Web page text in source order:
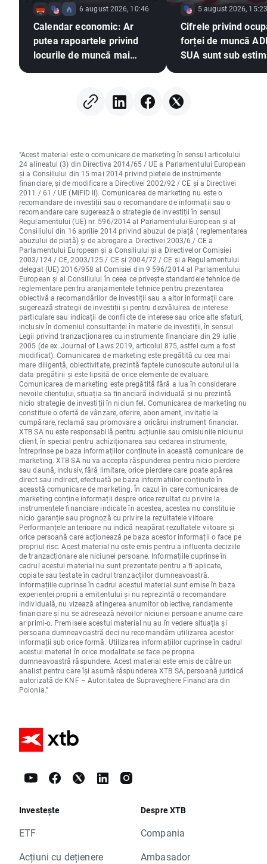
6 august 2026, 10:46
Calendar economic: Ar
putea rapoartele privind
locurile de muncă mai
majorare a ratei dobânzii?
5 august 2026, 15:23
Cifrele privind
forței de muncă
SUA sunt sub
"Acest material este o comunicare de marketing în sensul articolului
24 alineatul (3) din Directiva 2014/65 / UE a Parlamentului European
și a Consiliului din 15 mai 2014 privind piețele de instrumente
financiare, și de modificare a Directivei 2002/92 / CE și a Directivei
2011 / 61 / UE (MiFID II). Comunicarea de marketing nu este o
recomandare de investiții sau o recomandare de informații sau o
recomandare care sugerează o strategie de investiții în sensul
Regulamentului (UE) nr. 596/2014 al Parlamentului European și al
Consiliului din 16 aprilie 2014 privind abuzul de piață ( reglementarea
abuzului de piață) și de abrogare a Directivei 2003/6 / CE a
Parlamentului European și a Consiliului și a Directivelor Comisiei
2003/124 / CE, 2003/125 / CE și 2004/72 / CE și a Regulamentului
delegat (UE) 2016/958 al Comisiei din 9 596/2014 al Parlamentului
European și al Consiliului în ceea ce privește standardele tehnice de
reglementare pentru aranjamentele tehnice pentru prezentarea
obiectivă a recomandărilor de investiții sau a altor informații care
sugerează strategii de investiții și pentru dezvăluirea de interese
particulare sau indicații de conflicte de interese sau orice alte sfaturi,
inclusiv în domeniul consultanței în materie de investiții, în sensul
Legii privind tranzacționarea cu instrumente financiare din 29 iulie
2005 (de ex. Journal of Laws 2019, articolul 875, astfel cum a fost
modificat). Comunicarea de marketing este pregătită cu cea mai
mare diligență, obiectivitate, prezintă faptele cunoscute autorului la
data pregătirii și este lipsită de orice elemente de evaluare.
Comunicarea de marketing este pregătită fără a lua în considerare
nevoile clientului, situația sa financiară individuală și nu prezintă
nicio strategie de investiții în niciun fel. Comunicarea de marketing nu
constituie o ofertă de vânzare, oferire, abonament, invitație la
cumpărare, reclamă sau promovare a oricărui instrument financiar.
XTB SA nu este responsabilă pentru acțiunile sau omisiunile niciunui
client, în special pentru achiziționarea sau cedarea instrumente,
întreprinse pe baza informațiilor conținute în această comunicare de
marketing. XTB SA nu va accepta răspunderea pentru nicio pierdere
sau daună, inclusiv, fără limitare, orice pierdere care poate apărea
direct sau indirect, efectuată pe baza informațiilor conținute în
această comunicare de marketing. În cazul în care comunicarea de
marketing conține informații despre orice rezultat cu privire la
instrumentele financiare indicate în acestea, acestea nu constituie
nicio garanție sau prognoză cu privire la rezultatele viitoare.
Performanțele anterioare nu indică neapărat rezultatele viitoare și
orice persoană care acționează pe baza acestor informații o face pe
propriul risc. Acest material nu este emis pentru a influenta deciziile
de tranzacționare ale niciunei persoane. Informațiile cuprinse în
cadrul acestui material nu sunt prezentate pentru a fi aplicate,
copiate sau testate în cadrul tranzacțiilor dumneavoastră.
Informațiile cuprinse în cadrul acestui material sunt emise în baza
experienței proprii a emitentului și nu reprezintă o recomandare
individuală, nu vizează atingerea anumitor obiective, randamente
financiare și nu se adresează nevoilor niciunei persoane anume care
ar primi-o. Premisele acestui material nu au în vedere situația și
persoana dumneavoastră deci nu recomandăm utilizarea acestor
informații sub orice formă. Utilizarea informațiilor cuprinse în cadrul
acestui material în orice modalitate se face pe propria
dumneavoastră răspundere. Acest material este emis de către un
analist pentru care își asumă răspunderea XTB SA, persoană juridică
autorizată de KNF – Autoritatea de Supraveghere Financiara din
Polonia."
Investește
ETF
Acțiuni cu dețienere
Despre XTB
Compania
Ambasador